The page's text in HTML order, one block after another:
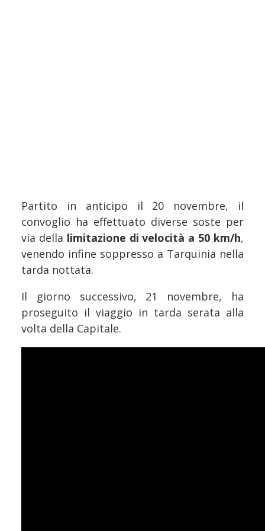
Partito in anticipo il 20 novembre, il
convoglio ha effettuato diverse soste per
via della limitazione di velocità a 50 km/h,
venendo infine soppresso a Tarquinia nella
tarda nottata.
Il giorno successivo, 21 novembre, ha
proseguito il viaggio in tarda serata alla
volta della Capitale.